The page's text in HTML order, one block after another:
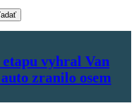
vyhral Van
zranilo osem